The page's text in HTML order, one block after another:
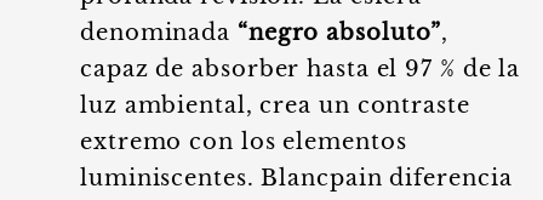
denominada “negro absoluto”,
capaz de absorber hasta el 97 % de la
luz ambiental, crea un contraste
extremo con los elementos
luminiscentes. Blancpain diferencia